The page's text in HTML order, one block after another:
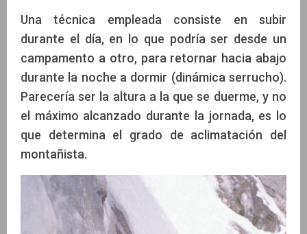
Una técnica empleada consiste en subir
durante el día, en lo que podría ser desde un
campamento a otro, para retornar hacia abajo
durante la noche a dormir (dinámica serrucho).
Parecería ser la altura a la que se duerme, y no
el máximo alcanzado durante la jornada, es lo
que determina el grado de aclimatación del
montañista.